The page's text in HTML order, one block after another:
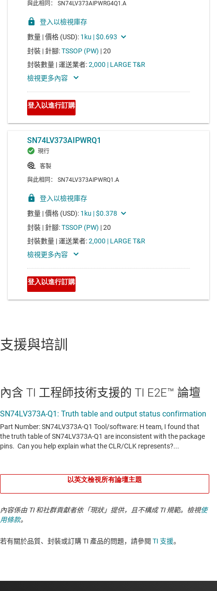
支援與培訓
內含 TI 工程師技術支援的 TI E2E™ 論壇
以英文檢視所有論壇主題
內容係由 TI 和社群貢獻者依「現狀」提供，且不構成 TI 規範。檢視使
用條款。
若有關於品質、封裝或訂購 TI 產品的問題，請參閱 TI 支援。​​​​​​​​​​​​​​